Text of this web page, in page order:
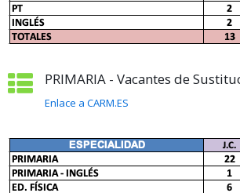
PRIMARIA - Vacantes de
Enlace a CARM.ES